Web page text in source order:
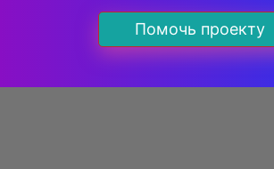
Помочь проекту